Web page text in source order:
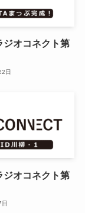
ジオコネクト第
日
ジオコネクト第